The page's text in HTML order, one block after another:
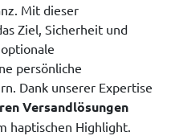
Mit dieser
Ziel, Sicherheit und
persönliche
Dank unserer Expertise
Versandlösungen
haptischen Highlight.